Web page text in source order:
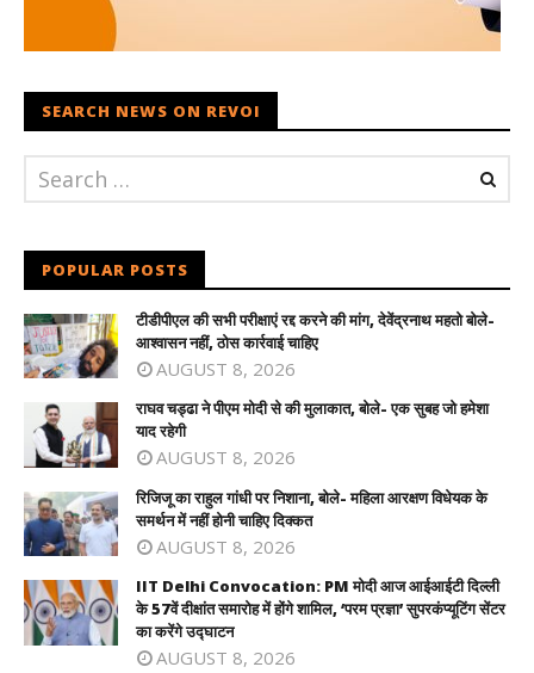
SEARCH NEWS ON REVOI
POPULAR POSTS
टीडीपीएल की सभी परीक्षाएं रद्द करने की मांग, देवेंद्रनाथ महतो बोले-
आश्वासन नहीं, ठोस कार्रवाई चाहिए
AUGUST 8, 2026
राघव चड्ढा ने पीएम मोदी से की मुलाकात, बोले- एक सुबह जो हमेशा
याद रहेगी
AUGUST 8, 2026
रिजिजू का राहुल गांधी पर निशाना, बोले- महिला आरक्षण विधेयक के
समर्थन में नहीं होनी चाहिए दिक्कत
AUGUST 8, 2026
IIT Delhi Convocation: PM मोदी आज आईआईटी दिल्ली
के 57वें दीक्षांत समारोह में होंगे शामिल, ‘परम प्रज्ञा’ सुपरकंप्यूटिंग सेंटर
का करेंगे उद्घाटन
AUGUST 8, 2026